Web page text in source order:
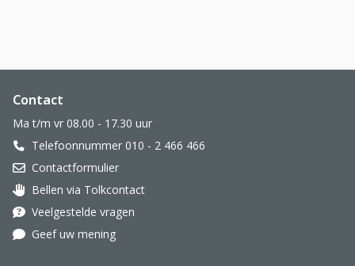
Website footer
Contact
Ma t/m vr 08.00 - 17.30 uur
Telefoonnummer 010 - 2 466 466
Contactformulier
Oor met hoortoestel
Bellen via Tolkcontact
Veelgestelde vragen
Geef uw mening